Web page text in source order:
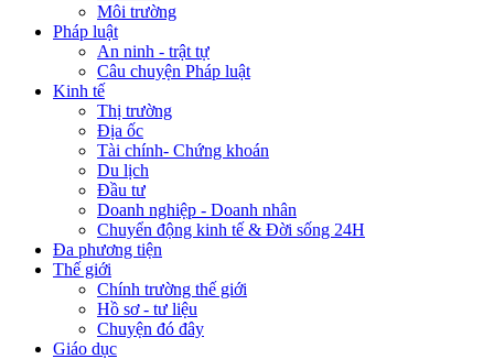
Môi trường
Pháp luật
An ninh - trật tự
Câu chuyện Pháp luật
Kinh tế
Thị trường
Địa ốc
Tài chính- Chứng khoán
Du lịch
Đầu tư
Doanh nghiệp - Doanh nhân
Chuyển động kinh tế & Đời sống 24H
Đa phương tiện
Thế giới
Chính trường thế giới
Hồ sơ - tư liệu
Chuyện đó đây
Giáo dục